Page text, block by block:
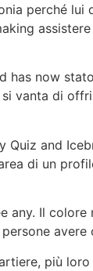
perché
now
vanta di
and
di un
any. Il
più